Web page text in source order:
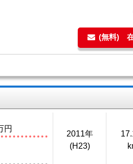
(無料) 在
円
2011年
(H23)